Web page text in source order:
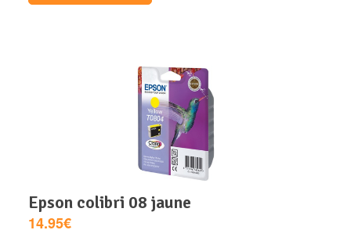
epson colibri 08 jaune
14.95€